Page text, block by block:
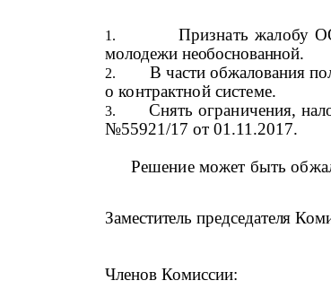
Признать жалобу
молодежи необоснованной.
В части обжалования
о контрактной системе.
Снять ограничения,
№55921/17 от 01.11.2017.
Решение может быть
Заместитель
Членов